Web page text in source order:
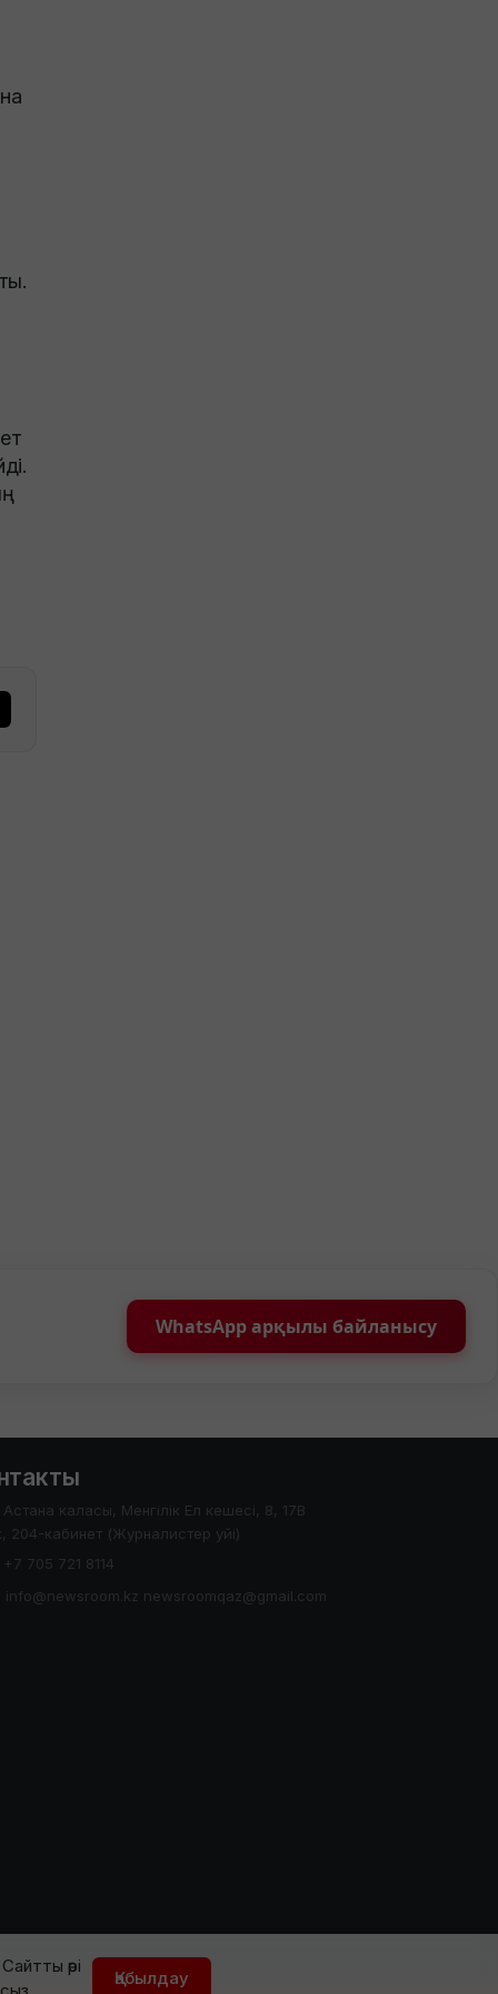
әрі
Қабылдау
WhatsApp арқылы байланысу
Астана каласы, Менгілік Ел кешесі, 8, 17В
204-кабинет (Журналистер уйі)
+7 705 721 8114
info@newsroom.kz newsroomqaz@gmail.com